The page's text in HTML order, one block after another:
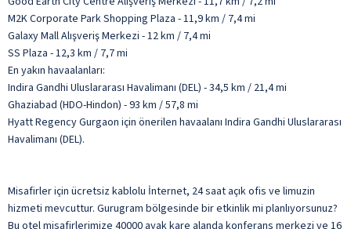
M2K Corporate Park Shopping Plaza - 11,9 km / 7,4 mi
Galaxy Mall Alışveriş Merkezi - 12 km / 7,4 mi
SS Plaza - 12,3 km / 7,7 mi
En yakın havaalanları:
Indira Gandhi Uluslararası Havalimanı (DEL) - 34,5 km / 21,4 mi
Ghaziabad (HDO-Hindon) - 93 km / 57,8 mi
Hyatt Regency Gurgaon için önerilen havaalanı Indira Gandhi Uluslararası
Havalimanı (DEL).
Misafirler için ücretsiz kablolu İnternet, 24 saat açık ofis ve limuzin
hizmeti mevcuttur. Gurugram bölgesinde bir etkinlik mi planlıyorsunuz?
Bu otel misafirlerimize 40000 ayak kare alanda konferans merkezi ve 16